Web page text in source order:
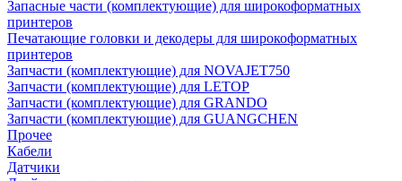
Запасные части (комплектующие) для широкоформатных
принтеров
Печатающие головки и декодеры для широкоформатных
принтеров
Запчасти (комплектующие) для NOVAJET750
Запчасти (комплектующие) для LETOP
Запчасти (комплектующие) для GRANDO
Запчасти (комплектующие) для GUANGCHEN
Прочее
Кабели
Датчики